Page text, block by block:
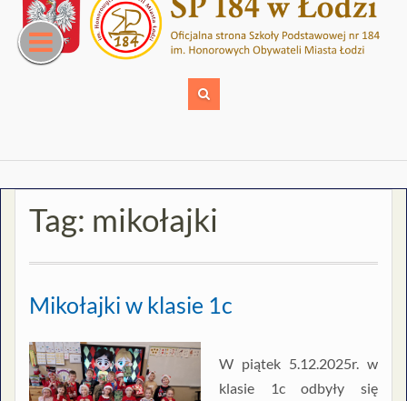
content
Tag: mikołajki
Mikołajki w klasie 1c
W piątek 5.12.2025r. w
klasie 1c odbyły się